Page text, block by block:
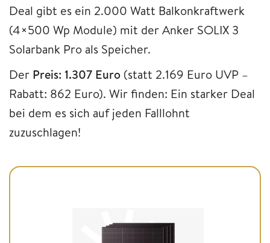
Deal gibt es ein 2.000 Watt Balkonkraftwerk
(4×500 Wp Module) mit der Anker SOLIX 3
Solarbank Pro als Speicher.
Der Preis: 1.307 Euro (statt 2.169 Euro UVP –
Rabatt: 862 Euro). Wir finden: Ein starker Deal
bei dem es sich auf jeden Falllohnt
zuzuschlagen!